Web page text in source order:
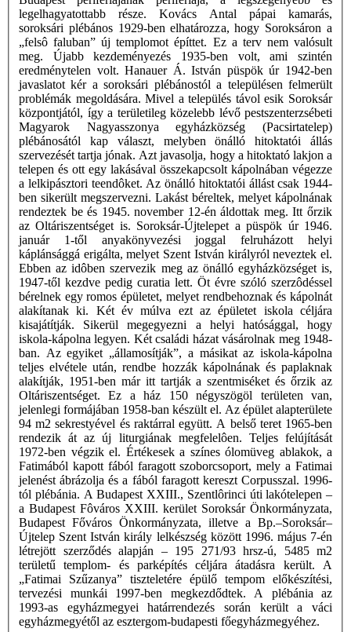
legelhagyatottabb része. Kovács Antal pápai kamarás,
soroksári plébános 1929-ben elhatározza, hogy Soroksáron a
„felsô faluban” új templomot építtet. Ez a terv nem valósult
meg. Újabb kezdeményezés 1935-ben volt, ami szintén
eredménytelen volt. Hanauer Á. István püspök úr 1942-ben
javaslatot kér a soroksári plébánostól a településen felmerült
problémák megoldására. Mivel a település távol esik Soroksár
központjától, így a területileg közelebb lévő pestszenterzsébeti
Magyarok Nagyasszonya egyházközség (Pacsirtatelep)
plébánosától kap választ, melyben önálló hitoktatói állás
szervezését tartja jónak. Azt javasolja, hogy a hitoktató lakjon a
telepen és ott egy lakásával összekapcsolt kápolnában végezze
a lelkipásztori teendôket. Az önálló hitoktatói állást csak 1944-
ben sikerült megszervezni. Lakást béreltek, melyet kápolnának
rendeztek be és 1945. november 12-én áldottak meg. Itt őrzik
az Oltáriszentséget is. Soroksár-Újtelepet a püspök úr 1946.
január 1-től anyakönyvezési joggal felruházott helyi
káplánsággá erigálta, melyet Szent István királyról neveztek el.
Ebben az idôben szervezik meg az önálló egyházközséget is,
1947-től kezdve pedig curatia lett. Öt évre szóló szerzôdéssel
bérelnek egy romos épületet, melyet rendbehoznak és kápolnát
alakítanak ki. Két év múlva ezt az épületet iskola céljára
kisajátítják. Sikerül megegyezni a helyi hatósággal, hogy
iskola-kápolna legyen. Két családi házat vásárolnak meg 1948-
ban. Az egyiket „államosítják”, a másikat az iskola-kápolna
teljes elvétele után, rendbe hozzák kápolnának és paplaknak
alakítják, 1951-ben már itt tartják a szentmiséket és őrzik az
Oltáriszentséget. Ez a ház 150 négyszögöl területen van,
jelenlegi formájában 1958-ban készült el. Az épület alapterülete
94 m2 sekrestyével és raktárral együtt. A belső teret 1965-ben
rendezik át az új liturgiának megfelelôen. Teljes felújítását
1972-ben végzik el. Értékesek a színes ólomüveg ablakok, a
Fatimából kapott fából faragott szoborcsoport, mely a Fatimai
jelenést ábrázolja és a fából faragott kereszt Corpusszal. 1996-
tól plébánia. A Budapest XXIII., Szentlôrinci úti lakótelepen –
a Budapest Fôváros XXIII. kerület Soroksár Önkormányzata,
Budapest Főváros Önkormányzata, illetve a Bp.–Soroksár–
Újtelep Szent István király lelkészség között 1996. május 7-én
létrejött szerződés alapján – 195 271/93 hrsz-ú, 5485 m2
területű templom- és parképítés céljára átadásra került. A
„Fatimai Szűzanya” tiszteletére épülő tempom előkészítési,
tervezési munkái 1997-ben megkezdődtek. A plébánia az
1993-as egyházmegyei határrendezés során került a váci
egyházmegyétől az esztergom-budapesti főegyházmegyéhez.